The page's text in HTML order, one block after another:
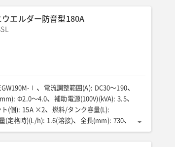
ウエルダー防音型180A
Ⅰ 電流調整範囲(A): DC30〜190
: Φ2.0〜4.0 補助電源(100V)(kVA): 3.5
ト(個): 15A ×2 燃料/タンク容量(L):
(定格時)(L/h): 1.6(溶接) 全長(mm): 730
647 乾燥重量(kg): 96 騒音値LwA(dB): 88
型: 超低騒音